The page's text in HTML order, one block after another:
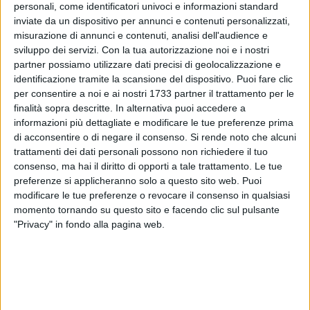
personali, come identificatori univoci e informazioni standard
inviate da un dispositivo per annunci e contenuti personalizzati,
misurazione di annunci e contenuti, analisi dell'audience e
sviluppo dei servizi. Con la tua autorizzazione noi e i nostri
partner possiamo utilizzare dati precisi di geolocalizzazione e
identificazione tramite la scansione del dispositivo. Puoi fare clic
per consentire a noi e ai nostri 1733 partner il trattamento per le
finalità sopra descritte. In alternativa puoi accedere a
informazioni più dettagliate e modificare le tue preferenze prima
di acconsentire o di negare il consenso. Si rende noto che alcuni
trattamenti dei dati personali possono non richiedere il tuo
consenso, ma hai il diritto di opporti a tale trattamento. Le tue
preferenze si applicheranno solo a questo sito web. Puoi
modificare le tue preferenze o revocare il consenso in qualsiasi
momento tornando su questo sito e facendo clic sul pulsante
"Privacy" in fondo alla pagina web.
Natale offerto ormai da anni dalGruppo Megamarke
realizzato grazie a "I monelli", coordinati da Cesare Mongelli.
E, non in ultimo, una sorpresa, sempre nella grande piazza
Vittorio Emanuele II, che renderà ancora più calda
l'atmosfera natalizia e il richiamo a visitare la città. Una
sorpresa che l'Amministrazione comunale non intende
ancora svelare, ma richiamata nel logo che accompagnerà
tutta la comunicazione del programma natalizio.
Un'attenzione particolare sarà rivolta quest'anno ai più
piccoli con diverse iniziative ed un focus musicale. Le
iniziative sono state annunciate dall'assessore alla Cultura e
Turismo,Cristina Piscitelli, con il programma completo che
da oggi sarà diffuso sui canali di comunicazione